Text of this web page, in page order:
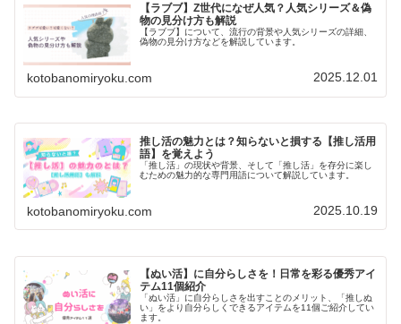
【ラブブ】Z世代になぜ人気？人気シリーズ＆偽
物の見分け方も解説
【ラブブ】について、流行の背景や人気シリーズの詳細、
偽物の見分け方などを解説しています。
kotobanomiryoku.com 2025.12.01
推し活の魅力とは？知らないと損する【推し活用
語】を覚えよう
「推し活」の現状や背景、そして「推し活」を存分に楽し
むための魅力的な専門用語について解説しています。
kotobanomiryoku.com 2025.10.19
【ぬい活】に自分らしさを！日常を彩る優秀アイ
テム11個紹介
「ぬい活」に自分らしさを出すことのメリット、「推しぬ
い」をより自分らしくできるアイテムを11個ご紹介してい
ます。